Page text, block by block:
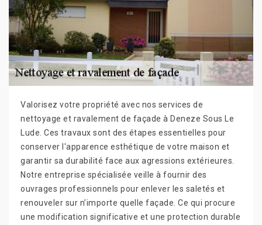
Valorisez votre propriété avec nos services de
nettoyage et ravalement de façade à Deneze Sous Le
Lude. Ces travaux sont des étapes essentielles pour
conserver l'apparence esthétique de votre maison et
garantir sa durabilité face aux agressions extérieures.
Notre entreprise spécialisée veille à fournir des
ouvrages professionnels pour enlever les saletés et
renouveler sur n’importe quelle façade. Ce qui procure
une modification significative et une protection durable